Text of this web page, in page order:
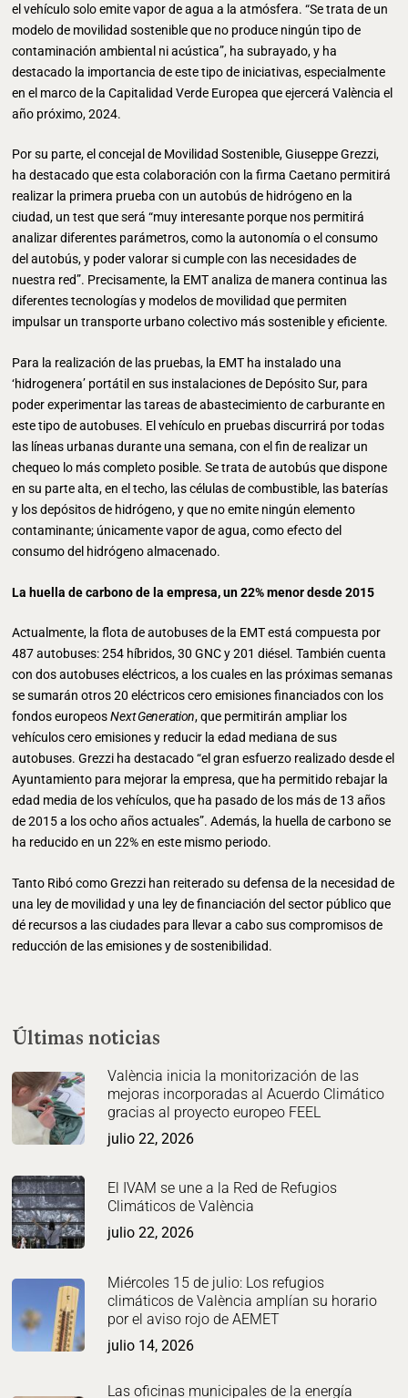
el vehículo solo emite vapor de agua a la atmósfera. “Se trata de un
modelo de movilidad sostenible que no produce ningún tipo de
contaminación ambiental ni acústica”, ha subrayado, y ha
destacado la importancia de este tipo de iniciativas, especialmente
en el marco de la Capitalidad Verde Europea que ejercerá València el
año próximo, 2024.
Por su parte, el concejal de Movilidad Sostenible, Giuseppe Grezzi,
ha destacado que esta colaboración con la firma Caetano permitirá
realizar la primera prueba con un autobús de hidrógeno en la
ciudad, un test que será “muy interesante porque nos permitirá
analizar diferentes parámetros, como la autonomía o el consumo
del autobús, y poder valorar si cumple con las necesidades de
nuestra red”. Precisamente, la EMT analiza de manera continua las
diferentes tecnologías y modelos de movilidad que permiten
impulsar un transporte urbano colectivo más sostenible y eficiente.
Para la realización de las pruebas, la EMT ha instalado una
‘hidrogenera’ portátil en sus instalaciones de Depósito Sur, para
poder experimentar las tareas de abastecimiento de carburante en
este tipo de autobuses. El vehículo en pruebas discurrirá por todas
las líneas urbanas durante una semana, con el fin de realizar un
chequeo lo más completo posible. Se trata de autobús que dispone
en su parte alta, en el techo, las células de combustible, las baterías
y los depósitos de hidrógeno, y que no emite ningún elemento
contaminante; únicamente vapor de agua, como efecto del
consumo del hidrógeno almacenado.
La huella de carbono de la empresa, un 22% menor desde 2015
Actualmente, la flota de autobuses de la EMT está compuesta por
487 autobuses: 254 híbridos, 30 GNC y 201 diésel. También cuenta
con dos autobuses eléctricos, a los cuales en las próximas semanas
se sumarán otros 20 eléctricos cero emisiones financiados con los
fondos europeosNext Generation, que permitirán ampliar los
vehículos cero emisiones y reducir la edad mediana de sus
autobuses. Grezzi ha destacado “el gran esfuerzo realizado desde el
Ayuntamiento para mejorar la empresa, que ha permitido rebajar la
edad media de los vehículos, que ha pasado de los más de 13 años
de 2015 a los ocho años actuales”. Además, la huella de carbono se
ha reducido en un 22% en este mismo periodo.
Tanto Ribó como Grezzi han reiterado su defensa de la necesidad de
una ley de movilidad y una ley de financiación del sector público que
dé recursos a las ciudades para llevar a cabo sus compromisos de
reducción de las emisiones y de sostenibilidad.
Últimas noticias
València inicia la monitorización de las
mejoras incorporadas al Acuerdo Climático
gracias al proyecto europeo FEEL
julio 22, 2026
El IVAM se une a la Red de Refugios
Climáticos de València
julio 22, 2026
Miércoles 15 de julio: Los refugios
climáticos de València amplían su horario
por el aviso rojo de AEMET
julio 14, 2026
Las oficinas municipales de la energía